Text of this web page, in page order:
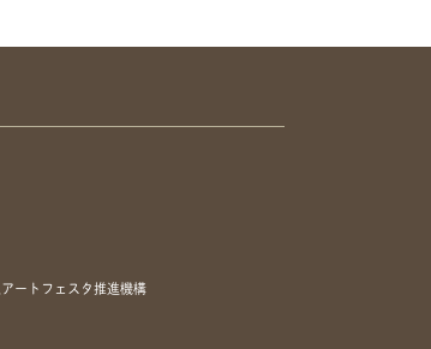
ートフェスタ推進機構